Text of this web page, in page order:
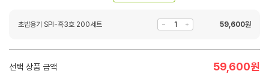
초밥용기 SPI-흑3호 200세트 59,600원
선택 상품 금액 59,600원